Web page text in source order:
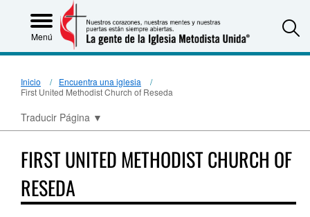
Menú
Inicio
Encuentra una iglesia
First United Methodist Church of Reseda
Traducir Página ▼
FIRST UNITED METHODIST CHURCH OF
RESEDA